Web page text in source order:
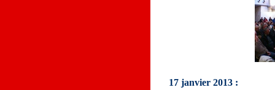
17 janvier 2013 :